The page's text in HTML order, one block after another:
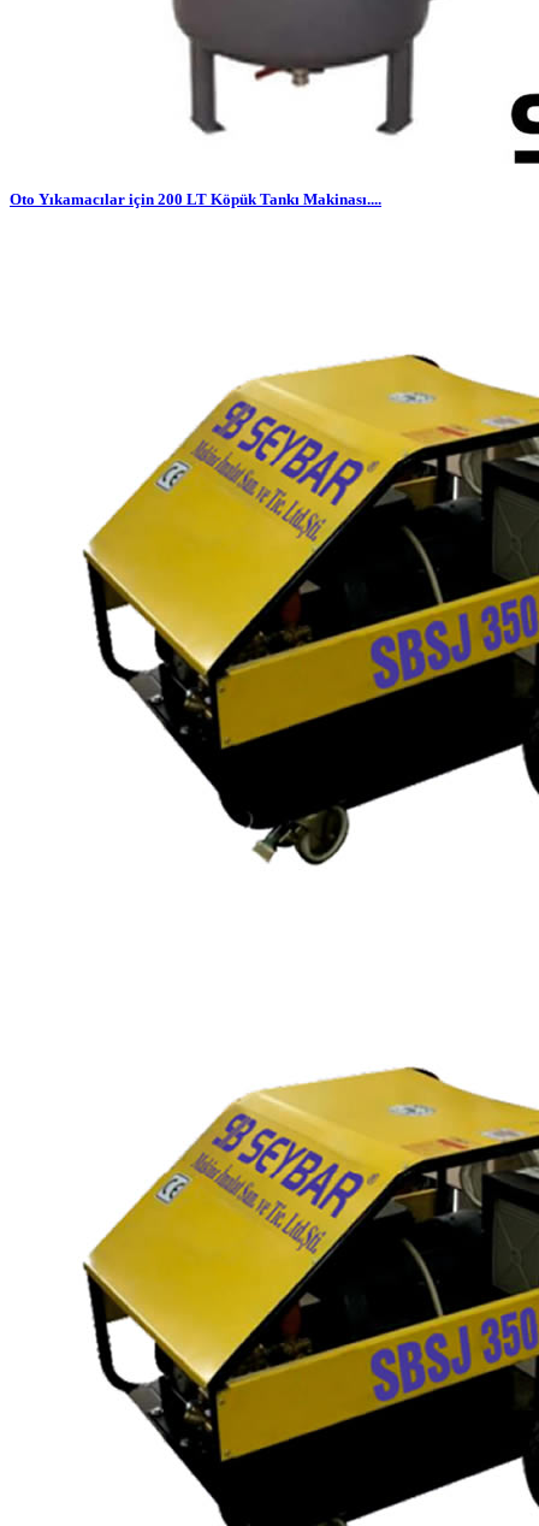
Oto Yıkamacılar için 200 LT Köpük Tankı Makinası....